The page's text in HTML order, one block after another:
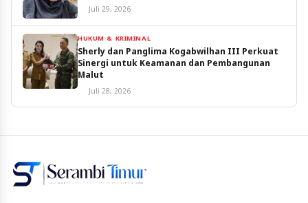
Juli 29, 2026
HUKUM & KRIMINAL
Sherly dan Panglima Kogabwilhan III Perkuat
Sinergi untuk Keamanan dan Pembangunan
Malut
Juli 28, 2026